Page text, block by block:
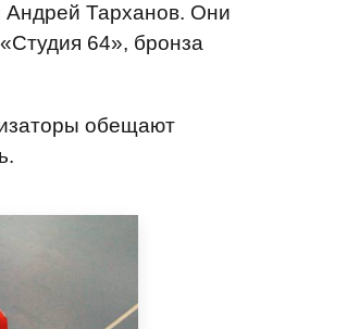
Андрей Тарханов. Они
64», бронза
обещают